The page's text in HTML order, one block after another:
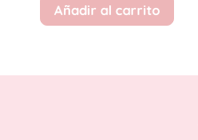
Añadir al carrito